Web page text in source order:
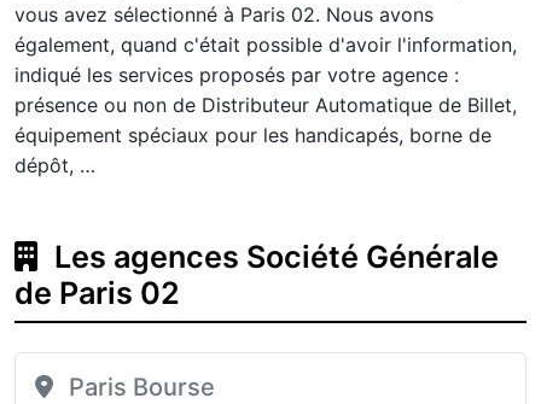
vous avez sélectionné à Paris 02. Nous avons
également, quand c'était possible d'avoir l'information,
indiqué les services proposés par votre agence :
présence ou non de Distributeur Automatique de Billet,
équipement spéciaux pour les handicapés, borne de
dépôt, …
Les agences Société Générale
de Paris 02
Paris Bourse